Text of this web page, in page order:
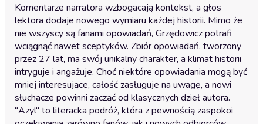
Komentarze narratora wzbogacają kontekst, a głos
lektora dodaje nowego wymiaru każdej historii. Mimo że
nie wszyscy są fanami opowiadań, Grzędowicz potrafi
wciągnąć nawet sceptyków. Zbiór opowiadań, tworzony
przez 27 lat, ma swój unikalny charakter, a klimat historii
intryguje i angażuje. Choć niektóre opowiadania mogą być
mniej interesujące, całość zasługuje na uwagę, a nowi
słuchacze powinni zacząć od klasycznych dzieł autora.
"Azyl" to literacka podróż, która z pewnością zaspokoi